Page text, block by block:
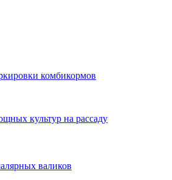
комбикормов
культур на рассаду
валиков